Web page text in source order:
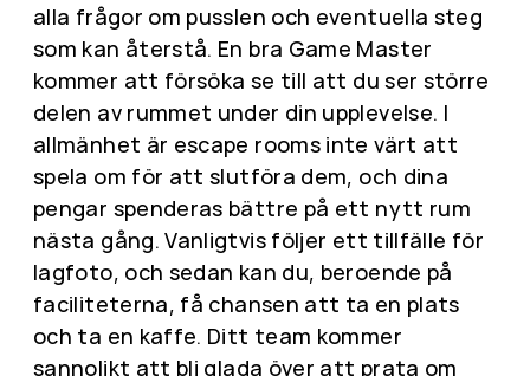
alla frågor om pusslen och eventuella steg
som kan återstå. En bra Game Master
kommer att försöka se till att du ser större
delen av rummet under din upplevelse. I
allmänhet är escape rooms inte värt att
spela om för att slutföra dem, och dina
pengar spenderas bättre på ett nytt rum
nästa gång. Vanligtvis följer ett tillfälle för
lagfoto, och sedan kan du, beroende på
faciliteterna, få chansen att ta en plats
och ta en kaffe. Ditt team kommer
sannolikt att bli glada över att prata om